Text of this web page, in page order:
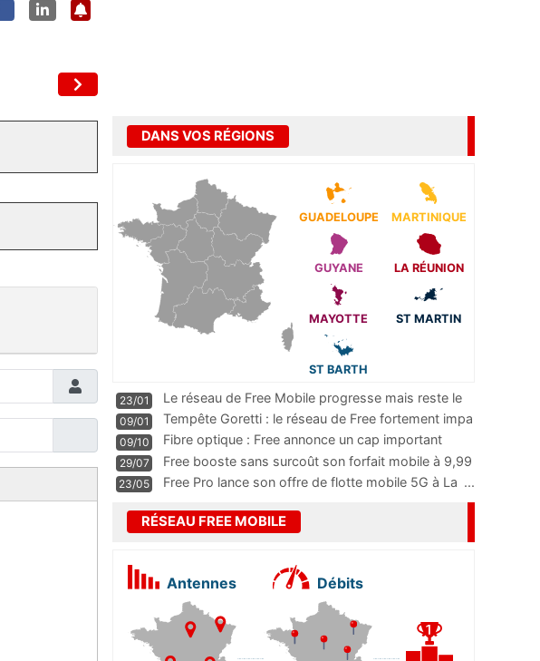
DANS VOS RÉGIONS
GUADELOUPE MARTINIQUE
GUYANE LA RÉUNION
MAYOTTE ST MARTIN
ST BARTH
23/01
Le réseau de Free Mobile progresse mais reste le
m
...
09/01
Tempête Goretti : le réseau de Free fortement impa
09/10
Fibre optique : Free annonce un cap important
pass
...
29/07
Free booste sans surcoût son forfait mobile à 9,99
23/05 Free Pro lance son offre de flotte mobile 5G à La ...
RÉSEAU FREE MOBILE
Antennes Débits